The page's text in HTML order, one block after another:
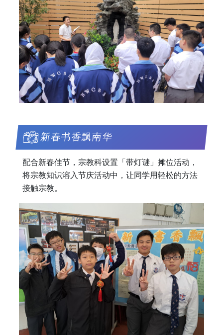
新春书香飘南华
配合新春佳节，宗教科设置「带灯谜」摊位活动，
将宗教知识溶入节庆活动中，让同学用轻松的方法
接触宗教。